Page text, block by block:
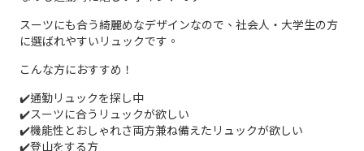
スーツにも合う綺麗めなデザインなので、社会人・大学生の方
に選ばれやすいリュックです。
こんな方におすすめ！
✔️通勤リュックを探し中
✔️スーツに合うリュックが欲しい
✔️機能性とおしゃれさ両方兼ね備えたリュックが欲しい
✔️登山をする方